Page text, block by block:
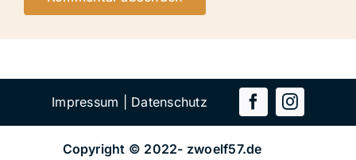
Impressum Datenschutz
Copyright © 2022- zwoelf57.de